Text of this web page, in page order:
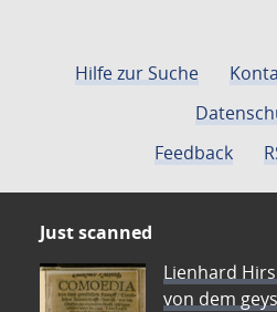
Hilfe zur Suche
Feedback
Just scanned
Lienhard
von dem